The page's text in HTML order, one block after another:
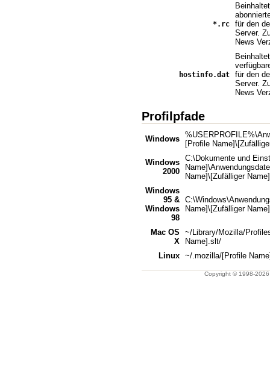
*.rc
für den
Server.
News
hostinfo.dat
für den
Server.
News
Profilpfade
Windows
[Profile
Windows
2000
C:\Dokumente und
Name]\[Zufälliger
Windows
95 &
Windows
98
Name]\[Zufälliger
Mac OS
X
~/Library/Mozilla/
Name].slt/
Linux ~/.mozilla/[Profile
Copyright © 1998-